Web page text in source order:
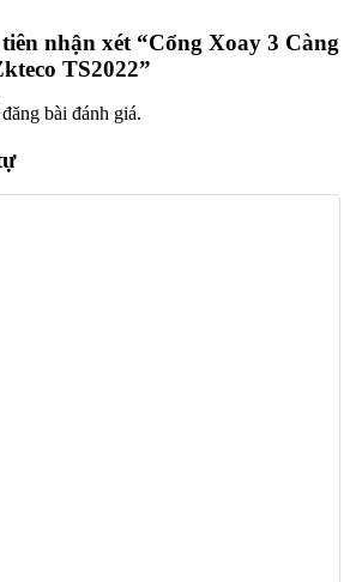
nhận xét “Cổng Xoay 3 Càng
TS2022”
bài đánh giá.